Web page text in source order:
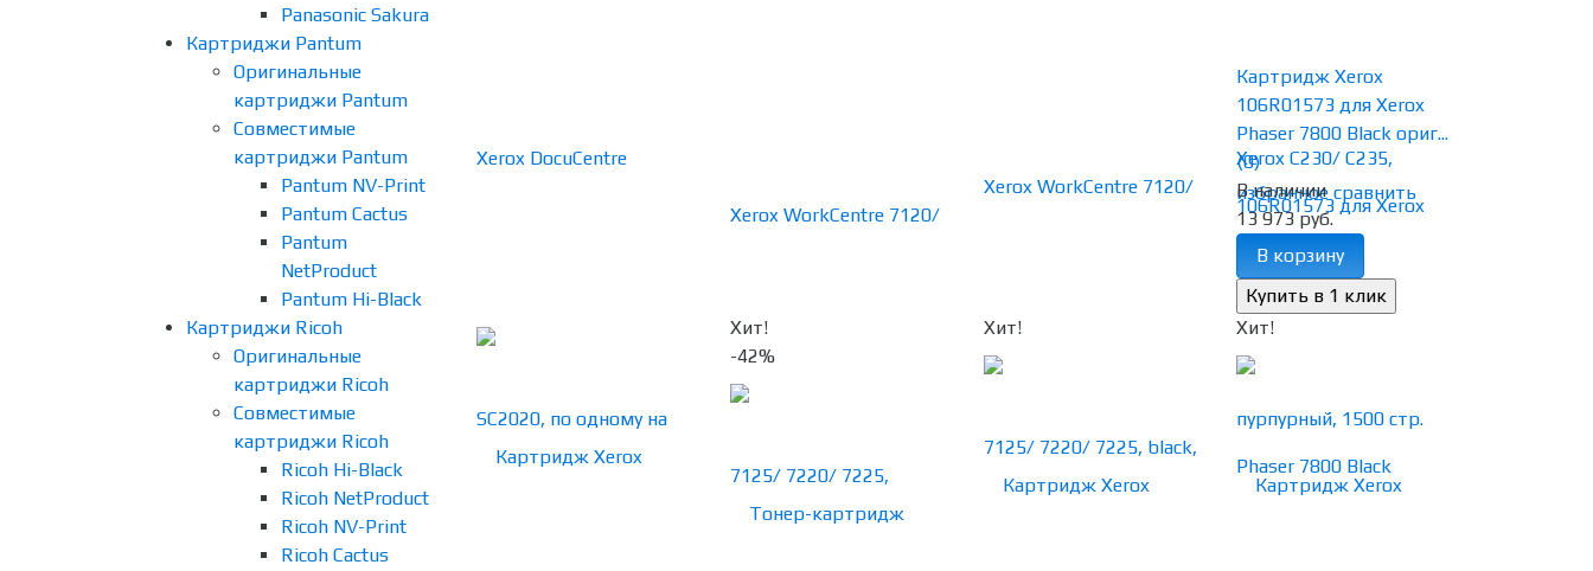
Panasonic Sakura
Картриджи Pantum
Оригинальные
картриджи Pantum
Совместимые
картриджи Pantum
Pantum NV-Print
Pantum Cactus
Pantum
NetProduct
Pantum Hi-Black
Картриджи Ricoh
Оригинальные
картриджи Ricoh
Совместимые
картриджи Ricoh
Ricoh Hi-Black
Ricoh NetProduct
Ricoh NV-Print
Ricoh Cactus
избранное сравнить
Картридж Xerox
106R01573 для Xerox
Phaser 7800 Black ориг...
(0)
В наличии
13 973 руб.
В корзину
Хит!
-42%
Хит! Хит!